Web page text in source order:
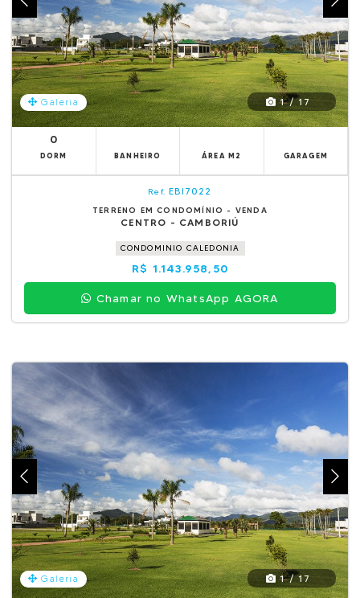
Galeria 1 / 17
0
DORM BANHEIRO ÁREA M2 GARAGEM
Ref. EBI7022
TERRENO EM CONDOMÍNIO - VENDA
CENTRO - CAMBORIÚ
CONDOMINIO CALEDONIA
R$ 1.143.958,50
Chamar no WhatsApp AGORA
Galeria 1 / 17